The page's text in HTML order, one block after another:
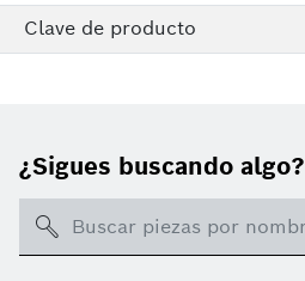
Clave de producto
¿Sigues buscando algo?
Search